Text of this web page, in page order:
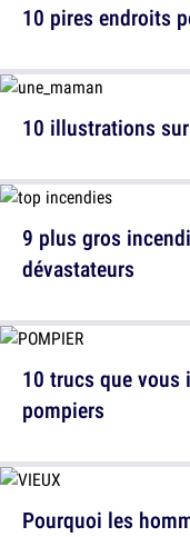
10 pires endroits
9 plus gros
dévastateurs
Pourquoi les
10 illustrations
10 trucs que vous
pompiers